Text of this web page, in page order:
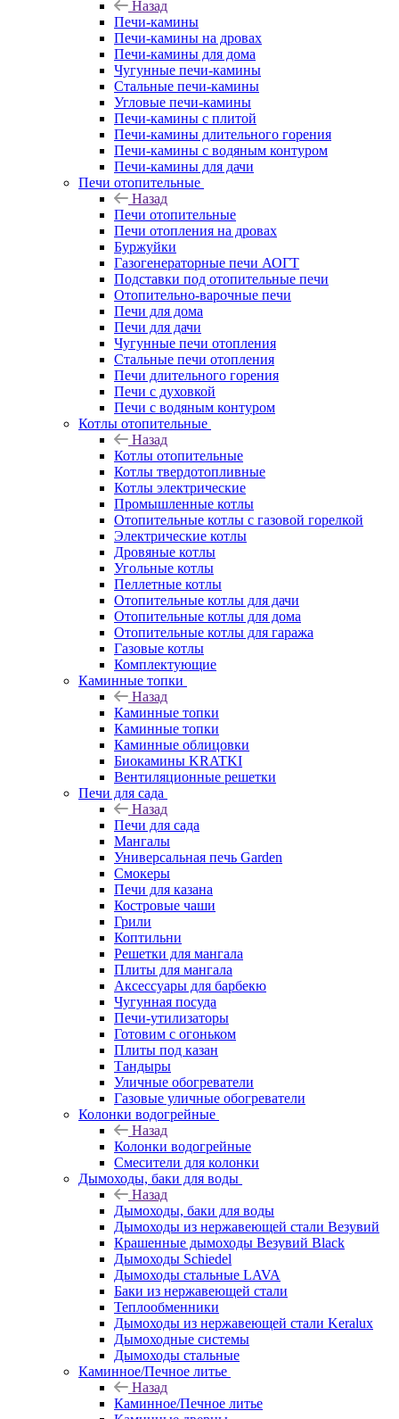
Назад
Печи-камины
Печи-камины на дровах
Печи-камины для дома
Чугунные печи-камины
Стальные печи-камины
Угловые печи-камины
Печи-камины с плитой
Печи-камины длительного горения
Печи-камины с водяным контуром
Печи-камины для дачи
Печи отопительные
Назад
Печи отопительные
Печи отопления на дровах
Буржуйки
Газогенераторные печи АОГТ
Подставки под отопительные печи
Отопительно-варочные печи
Печи для дома
Печи для дачи
Чугунные печи отопления
Стальные печи отопления
Печи длительного горения
Печи с духовкой
Печи с водяным контуром
Котлы отопительные
Назад
Котлы отопительные
Котлы твердотопливные
Котлы электрические
Промышленные котлы
Отопительные котлы с газовой горелкой
Электрические котлы
Дровяные котлы
Угольные котлы
Пеллетные котлы
Отопительные котлы для дачи
Отопительные котлы для дома
Отопительные котлы для гаража
Газовые котлы
Комплектующие
Каминные топки
Назад
Каминные топки
Каминные топки
Каминные облицовки
Биокамины KRATKI
Вентиляционные решетки
Печи для сада
Назад
Печи для сада
Мангалы
Универсальная печь Garden
Смокеры
Печи для казана
Костровые чаши
Грили
Коптильни
Решетки для мангала
Плиты для мангала
Аксессуары для барбекю
Чугунная посуда
Печи-утилизаторы
Готовим с огоньком
Плиты под казан
Тандыры
Уличные обогреватели
Газовые уличные обогреватели
Колонки водогрейные
Назад
Колонки водогрейные
Смесители для колонки
Дымоходы, баки для воды
Назад
Дымоходы, баки для воды
Дымоходы из нержавеющей стали Везувий
Крашенные дымоходы Везувий Black
Дымоходы Schiedel
Дымоходы стальные LAVA
Баки из нержавеющей стали
Теплообменники
Дымоходы из нержавеющей стали Keralux
Дымоходные системы
Дымоходы стальные
Каминное/Печное литье
Назад
Каминное/Печное литье